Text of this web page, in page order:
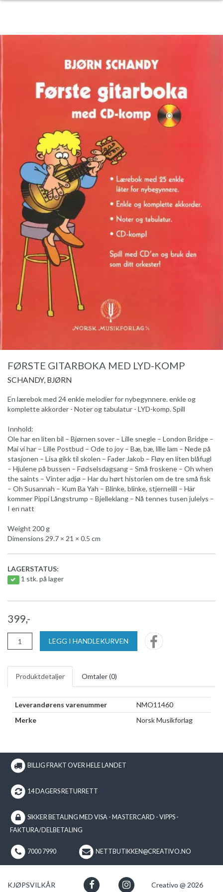
FØRSTE GITARBOKA MED LYD-KOMP
SCHANDY, BJØRN
En lærebok med 24 enkle melodier for nybegynnere. enkle og
komplette akkorder - Noter og tabulatur - LYD-komp. Spill
Innhold:
Ole har en liten bil – Bjørnen sover – Lille snegle – London Bridge –
Mai vi har – Lille Postbud – Ode to joy – Bæ, bæ, lille lam – Nede på
stasjonen – Lisa gikk til skolen – Fader Jakob – Fløy en liten blåfugl
– Hjulene på bussen – Fødselsdagsang – Små froskene – Oh when
the saints – Vinter adjø – Har du hørt historien om de tre små fisk
– Oh Susannah – Kum Ba Yah – Blinke, blinke, stjernelill – Här
kommer Pippi Långstrump – Bjelleklang – Nå tennes tusen julelys –
I en natt
Weight 200 g
Dimensions 29.7 × 21 × 0.5 cm
LAGERSTATUS:
1 stk. på lager
399,-
LEGG I HANDLEKURVEN
Produktdetaljer Omtaler (0)
Leverandørens varenummer
NMO11460
Merke
Norsk Musikforlag
BILLIG FRAKT OVER HELE LANDET
14 DAGERS RETURRETT
SIKKER BETALING MED VISA - MASTERCARD - VIPPS -
FAKTURA/DELBETALING
7000 7990 NETTBUTIKKEN@CREATIVO.NO
KJØPSVILKÅR Creativo @ 2026